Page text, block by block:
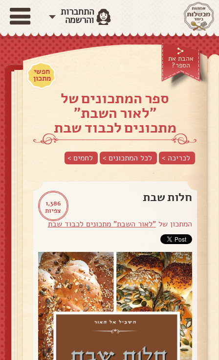
התחברות
והרשמה
אהבת את
הספר?
חפשי
מתכון
ספר המתכונים של
"לאור השבת"
מתכונים לכבוד שבת
לכריכה > לכל המתכונים > לחמים>
1,386
צפיות
חלות שבת
המתכון של"לאור השבת" מתכונים לכבוד שבת